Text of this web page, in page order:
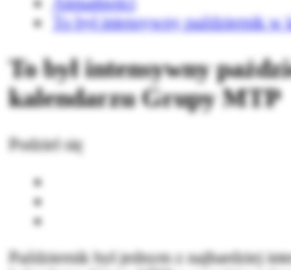
To był intensywny październik
To był intensywny
kalendarzu Grupy MTP
Podziel się
Październik był jednym z najbardziej